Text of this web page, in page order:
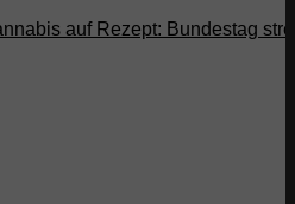
auf Rezept: Bundestag